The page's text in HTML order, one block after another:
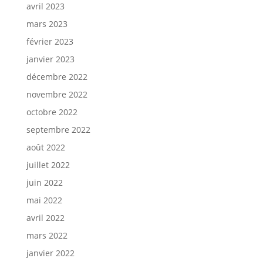
avril 2023
mars 2023
février 2023
janvier 2023
décembre 2022
novembre 2022
octobre 2022
septembre 2022
août 2022
juillet 2022
juin 2022
mai 2022
avril 2022
mars 2022
janvier 2022